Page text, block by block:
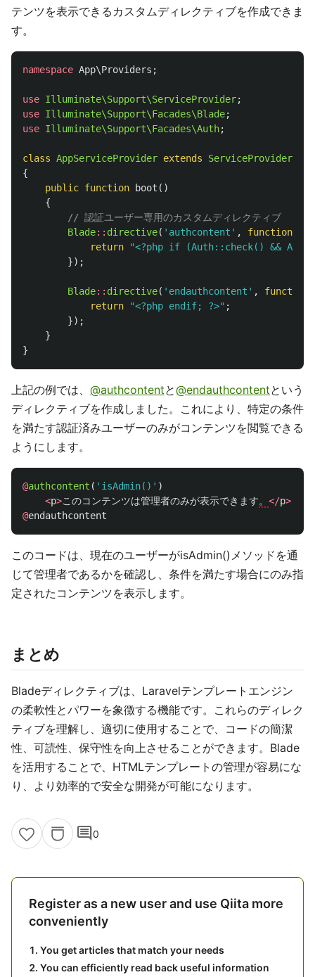
テンツを表示できるカスタムディレクティブを作成できま
す。
namespace App\Providers ;
use Illuminate\Support\ServiceProvider;
use Illuminate\Support\Facades\Blade;
use Illuminate\Support\Facades\Auth;
class AppServiceProvider extends
ServiceProvider
{
public function boot ()
{
// 認証ユーザー専用のカスタムディレクティブ
Blade:: directive( 'authcontent' , function
return
"<?php if (Auth::check() &&
});
Blade:: directive( 'endauthcontent' ,
function
return
"<?php endif; ?>" ;
});
}
}
上記の例では、 @authcontentと@endauthcontentという
ディレクティブを作成しました。これにより、特定の条件
を満たす認証済みユーザーのみがコンテンツを閲覧できる
ようにします。
@authcontent ( 'isAdmin()' )
<p>このコンテンツは管理者のみが表示できます。 </p>
@endauthcontent
このコードは、現在のユーザーがisAdmin()メソッドを通
じて管理者であるかを確認し、条件を満たす場合にのみ指
定されたコンテンツを表示します。
まとめ
Bladeディレクティブは、Laravelテンプレートエンジン
の柔軟性とパワーを象徴する機能です。これらのディレク
ティブを理解し、適切に使用することで、コードの簡潔
性、可読性、保守性を向上させることができます。Blade
を活用することで、HTMLテンプレートの管理が容易にな
り、より効率的で安全な開発が可能になります。
comment0
Register as a new user and use Qiita more
conveniently
You get articles that match your needs
You can efficiently read back useful information